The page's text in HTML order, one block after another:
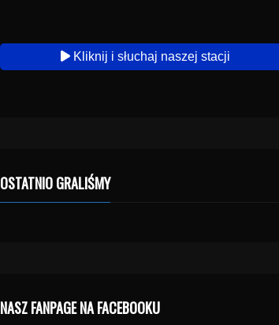
Kliknij i słuchaj naszej stacji
OSTATNIO GRALIŚMY
NASZ FANPAGE NA FACEBOOKU